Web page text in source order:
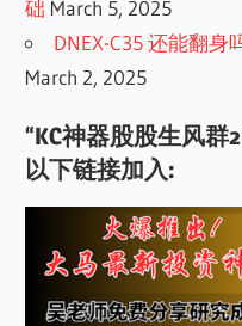
础 March 5, 2025
DNEX-C35 还能翻身
March 2, 2025
“KC神器股股生风群
以下链接加入: